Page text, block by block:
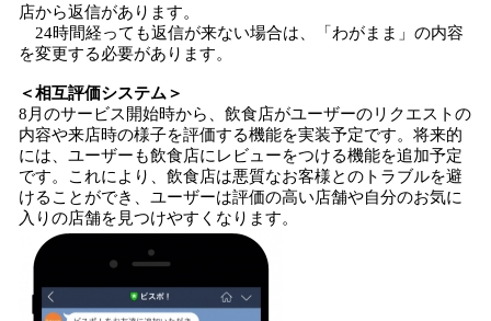
店から返信があります。
24時間経っても返信が来ない場合は、「わがまま」の内容
を変更する必要があります。
＜相互評価システム＞
8月のサービス開始時から、飲食店がユーザーのリクエストの
内容や来店時の様子を評価する機能を実装予定です。将来的
には、ユーザーも飲食店にレビューをつける機能を追加予定
です。これにより、飲食店は悪質なお客様とのトラブルを避
けることができ、ユーザーは評価の高い店舗や自分のお気に
入りの店舗を見つけやすくなります。